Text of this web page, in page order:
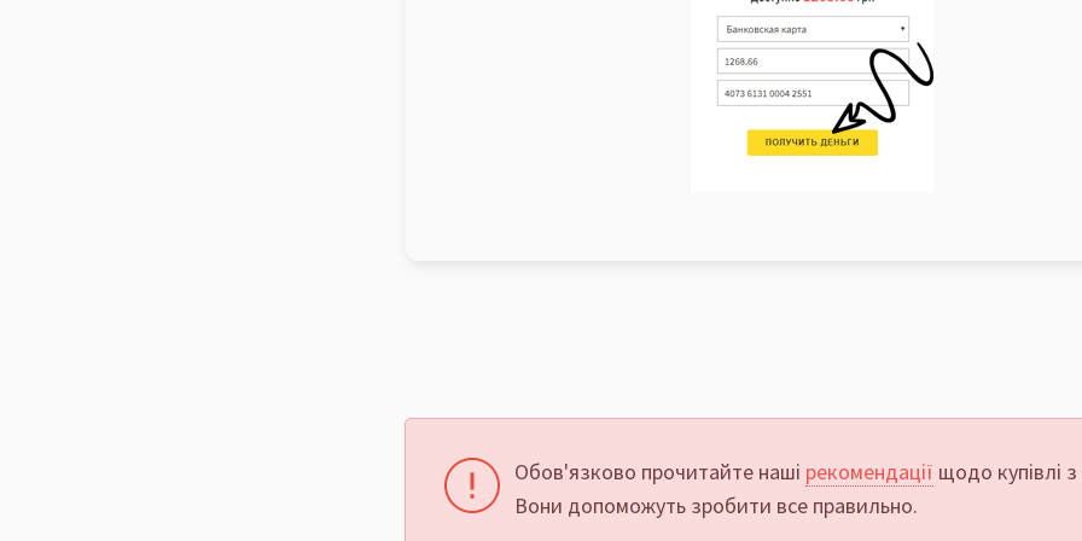
Обов'язково прочитайте наші рекомендації щодо купівлі
Вони допоможуть зробити все правильно.